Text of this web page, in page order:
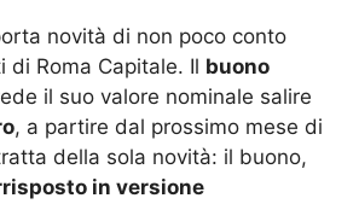
novità di non poco conto
di Roma Capitale. Il buono
il suo valore nominale salire
, a partire dal prossimo mese di
della sola novità: il buono,
in versione